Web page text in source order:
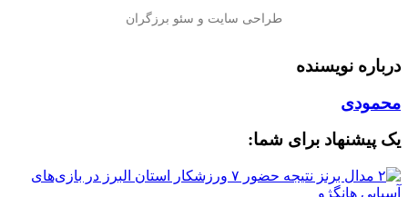
درباره نویسنده
محمودی
یک پیشنهاد برای شما: